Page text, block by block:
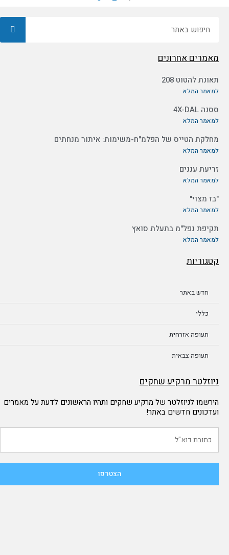
מאמרים אחרונים
תאונת להטוט 208
למאמר המלא
ססנה 4X-DAL
למאמר המלא
מחלקת הטייס של הפלמ"ח-משימות: איתור מנחתים
למאמר המלא
זריעת עננים
למאמר המלא
"בז מצוי"
למאמר המלא
תקיפת נפל"מ בתעלת סואץ
למאמר המלא
קטגוריות
חדש באתר
כללי
תעופה אזרחית
תעופה צבאית
ניוזלטר מרקיע שחקים
הירשמו לניוזלטר של מרקיע שחקים ותהיו הראשונים לדעת על מאמרים
ועדכונים חדשים באתר!